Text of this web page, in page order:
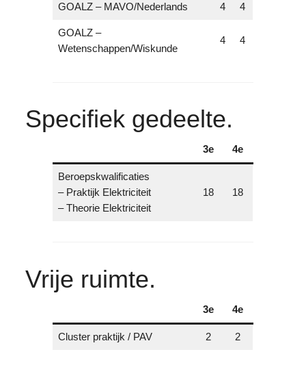
GOALZ – MAVO/Nederlands 4 4
GOALZ –
Wetenschappen/Wiskunde
4 4
Specifiek gedeelte.
3e 4e
Beroepskwalificaties
– Praktijk Elektriciteit
– Theorie Elektriciteit
18 18
Vrije ruimte.
3e 4e
Cluster praktijk / PAV 2 2